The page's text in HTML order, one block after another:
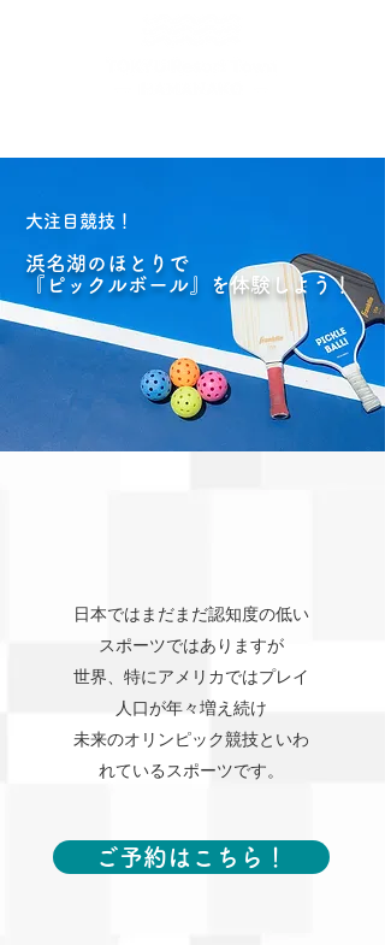
​日本ではまだまだ認知度の低い
スポーツではありますが
世界、特にアメリカではプレイ
人口が年々増え続け
未来のオリンピック競技といわ
れているスポーツです。
ご予約はこちら！
​大注目競技！
浜名湖のほとりで
『ピックルボール』を体験しよう！